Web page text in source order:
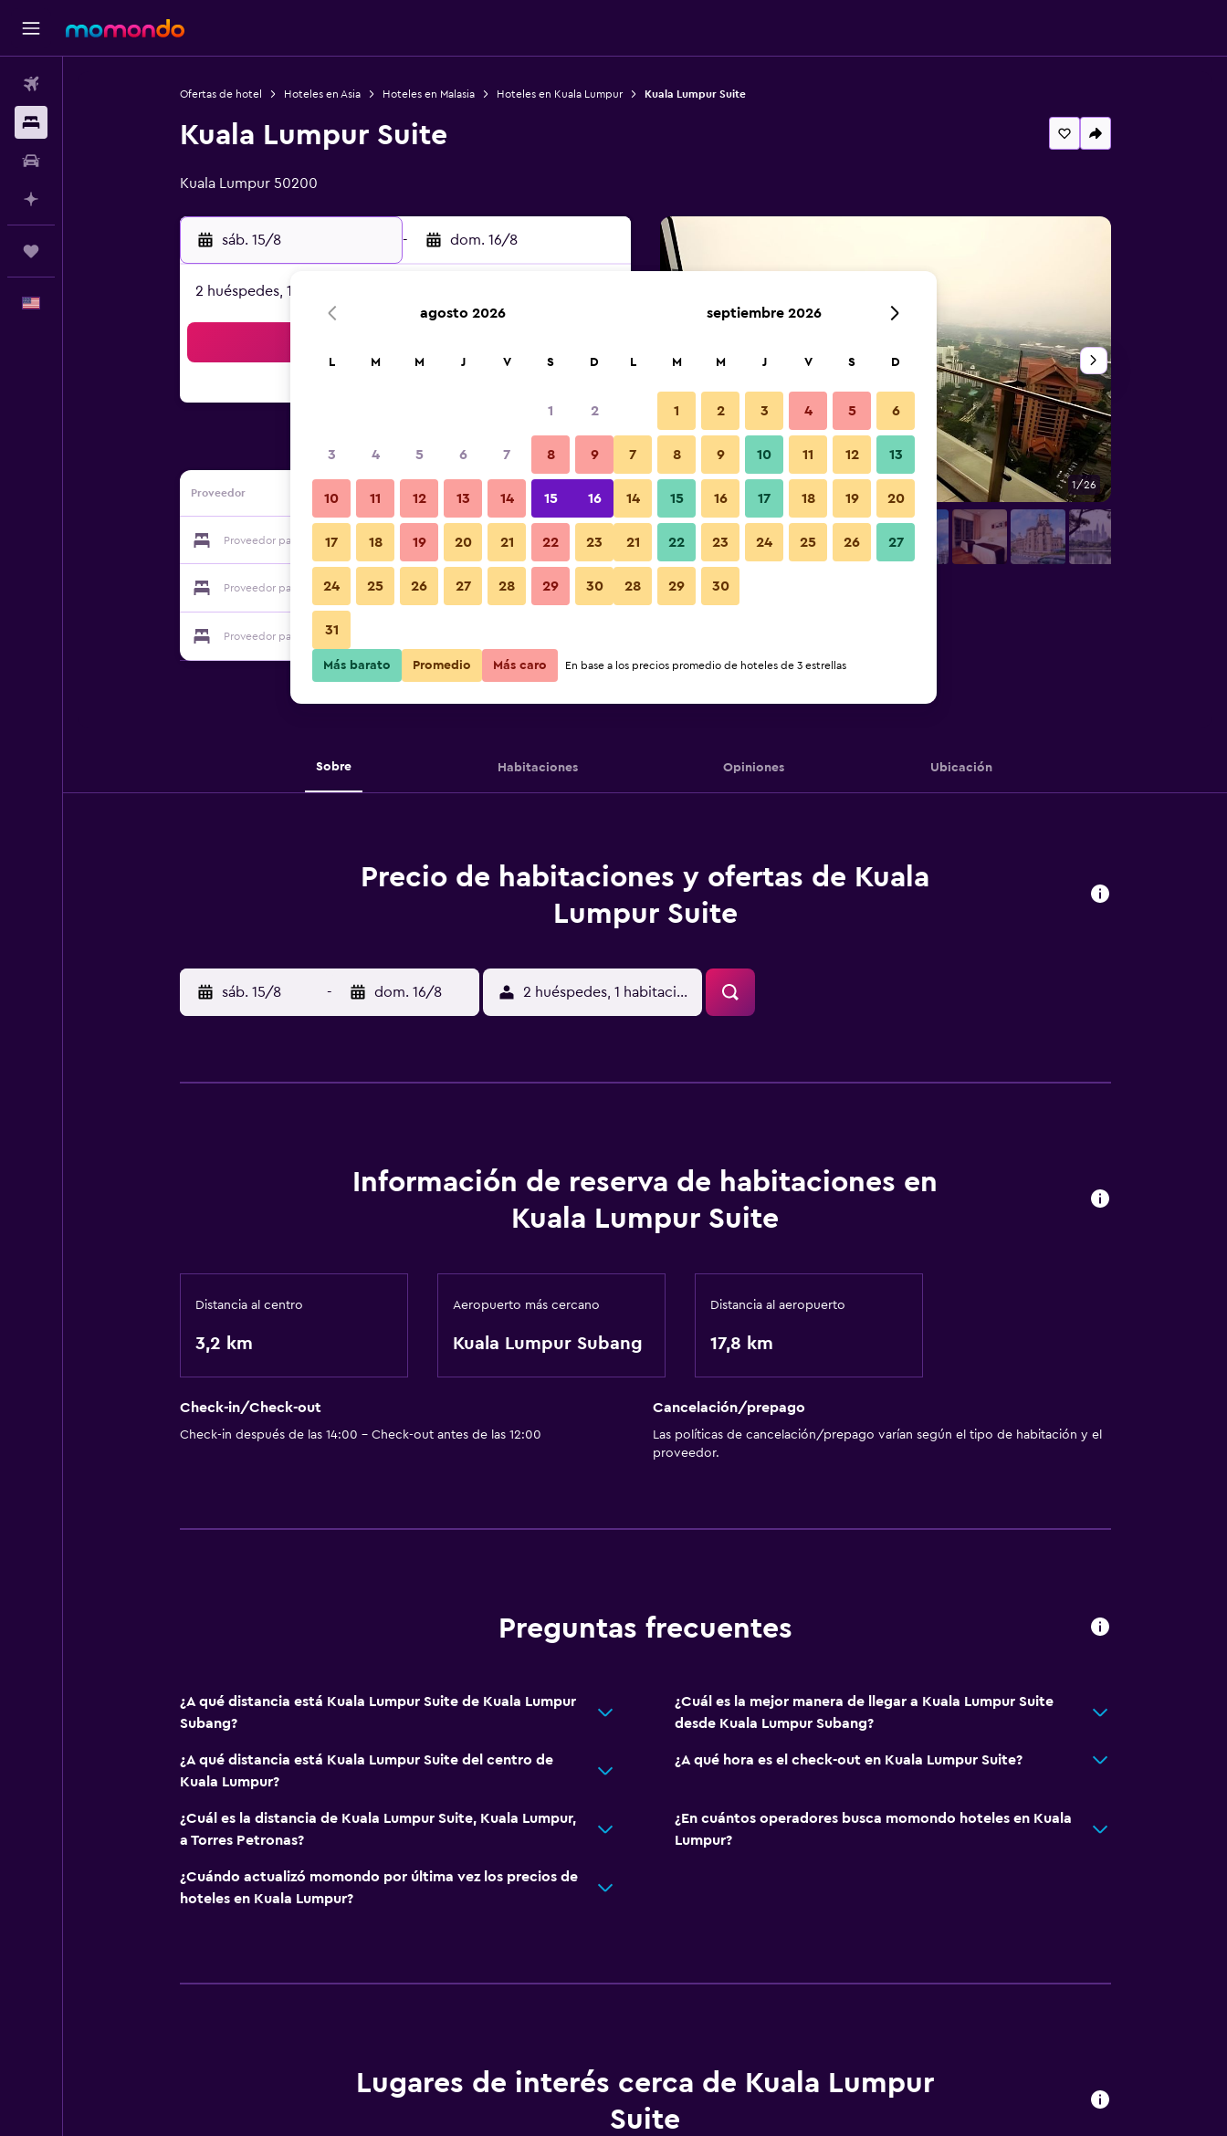
Ofertas de hotel Hoteles en Asia Hoteles en Malasia Hoteles en Kuala Lumpur Kuala Lumpur Suite
Kuala Lumpur Suite
Kuala Lumpur 50200
sáb. 15/8 - dom. 16/8
2 huéspedes, 1 habitación
Proveedor
Proveedor para Kuala Lumpur Suite Ver precios
Proveedor para Kuala Lumpur Suite Ver precios
Proveedor para Kuala Lumpur Suite
Balcón 1/26
Fotos
Sobre Habitaciones Opiniones Ubicación
Precio de habitaciones y ofertas de Kuala
Lumpur Suite
sáb. 15/8 - dom. 16/8 2 huéspedes, 1 habitación
Información de reserva de habitaciones en
Kuala Lumpur Suite
Distancia al centro
3,2 km
Aeropuerto más cercano
Kuala Lumpur Subang
Distancia al aeropuerto
17,8 km
Check-in/Check-out
Check-in después de las 14:00 - Check-out antes de las 12:00
Cancelación/prepago
Las políticas de cancelación/prepago varían según el tipo de habitación y el
proveedor.
Preguntas frecuentes
¿A qué distancia está Kuala Lumpur Suite de Kuala Lumpur
Subang?
¿Cuál es la mejor manera de llegar a Kuala Lumpur Suite
desde Kuala Lumpur Subang?
¿A qué distancia está Kuala Lumpur Suite del centro de
Kuala Lumpur?
¿A qué hora es el check-out en Kuala Lumpur Suite?
¿Cuál es la distancia de Kuala Lumpur Suite, Kuala Lumpur,
a Torres Petronas?
¿En cuántos operadores busca momondo hoteles en Kuala
Lumpur?
¿Cuándo actualizó momondo por última vez los precios de
hoteles en Kuala Lumpur?
Lugares de interés cerca de Kuala Lumpur
Suite
agosto 2026
L M M J V S D
1 2
3 4 5 6 7 8 9
10 11 12 13 14 15 16
17 18 19 20 21 22 23
24 25 26 27 28 29 30
31
septiembre 2026
L M M J V S D
1 2 3 4 5 6
7 8 9 10 11 12 13
14 15 16 17 18 19 20
21 22 23 24 25 26 27
28 29 30
Más barato Promedio Más caro En base a los precios promedio de hoteles de 3 estrellas